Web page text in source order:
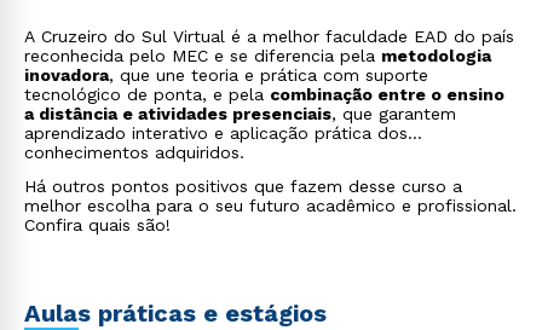
construtoras e empresas de planejamento;
Infraestrutura de transportes: foco em rodovias,
ferrovias, portos, aeroportos e mobilidade urbana;
Energia e grandes estruturas: atuação em usinas
hidrelétricas, parques eólicos, solares e obras de
infraestrutura energética;
Construções sustentáveis e certificações
como LEED e AQUA-HQE, que avaliam eficiência
energética, uso racional de recursos e impacto
ambiental.
A Cruzeiro do Sul Virtual é a melhor faculdade EAD do país
reconhecida pelo MEC e se diferencia pela metodologia
inovadora, que une teoria e prática com suporte
tecnológico de ponta, e pela combinação entre o ensino
a distância e atividades presenciais, que garantem
aprendizado interativo e aplicação prática dos
conhecimentos adquiridos.
Há outros pontos positivos que fazem desse curso a
melhor escolha para o seu futuro acadêmico e profissional.
Confira quais são!
Aulas práticas e estágios